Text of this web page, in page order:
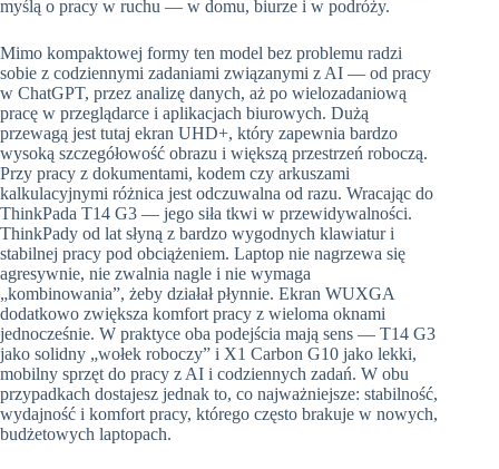
myślą o pracy w ruchu — w domu, biurze i w podróży.
Mimo kompaktowej formy ten model bez problemu radzi
sobie z codziennymi zadaniami związanymi z AI — od pracy
w ChatGPT, przez analizę danych, aż po wielozadaniową
pracę w przeglądarce i aplikacjach biurowych. Dużą
przewagą jest tutaj ekran UHD+, który zapewnia bardzo
wysoką szczegółowość obrazu i większą przestrzeń roboczą.
Przy pracy z dokumentami, kodem czy arkuszami
kalkulacyjnymi różnica jest odczuwalna od razu. Wracając do
ThinkPada T14 G3 — jego siła tkwi w przewidywalności.
ThinkPady od lat słyną z bardzo wygodnych klawiatur i
stabilnej pracy pod obciążeniem. Laptop nie nagrzewa się
agresywnie, nie zwalnia nagle i nie wymaga
„kombinowania”, żeby działał płynnie. Ekran WUXGA
dodatkowo zwiększa komfort pracy z wieloma oknami
jednocześnie. W praktyce oba podejścia mają sens — T14 G3
jako solidny „wołek roboczy” i X1 Carbon G10 jako lekki,
mobilny sprzęt do pracy z AI i codziennych zadań. W obu
przypadkach dostajesz jednak to, co najważniejsze: stabilność,
wydajność i komfort pracy, którego często brakuje w nowych,
budżetowych laptopach.